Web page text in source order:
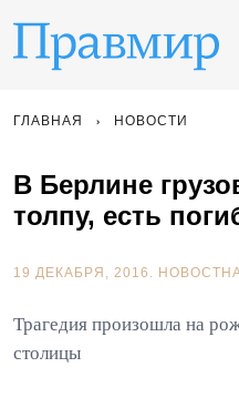
ГЛАВНАЯ НОВОСТИ
В Берлине
толпу, есть
19 ДЕКАБРЯ, 2016.
Трагедия произошла на
столицы